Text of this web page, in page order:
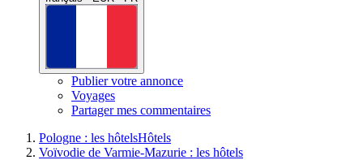
Publier votre annonce
Voyages
Partager mes commentaires
Pologne : les hôtelsHôtels
Voïvodie de Varmie-Mazurie : les hôtels